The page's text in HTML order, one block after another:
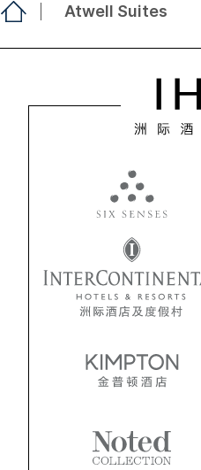
Atwell Suites